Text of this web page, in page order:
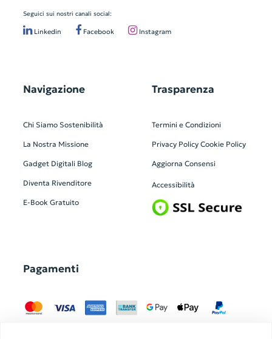
Seguici sui nostri canali social:
Linkedin Facebook Instagram
Navigazione
Chi Siamo Sostenibilità
La Nostra Missione
Gadget Digitali Blog
Diventa Rivenditore
E-Book Gratuito
Trasparenza
Termini e Condizioni
Privacy Policy Cookie Policy
Aggiorna Consensi
Accessibilità
Pagamenti